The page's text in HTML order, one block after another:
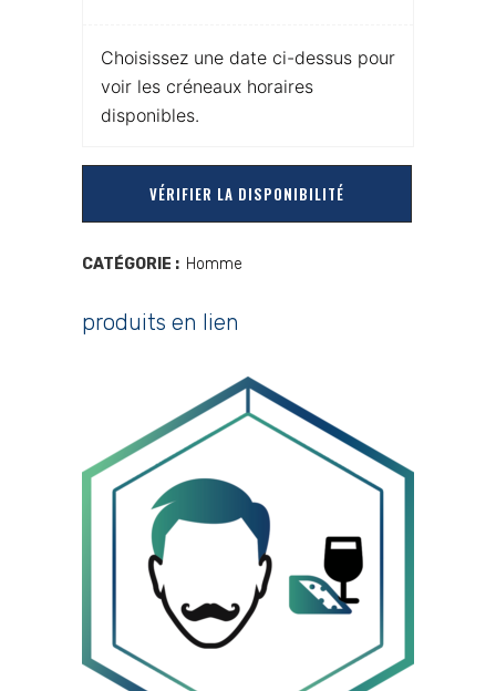
Choisissez une date ci-dessus pour
voir les créneaux horaires
disponibles.
VÉRIFIER LA DISPONIBILITÉ
CATÉGORIE : Homme
produits en lien